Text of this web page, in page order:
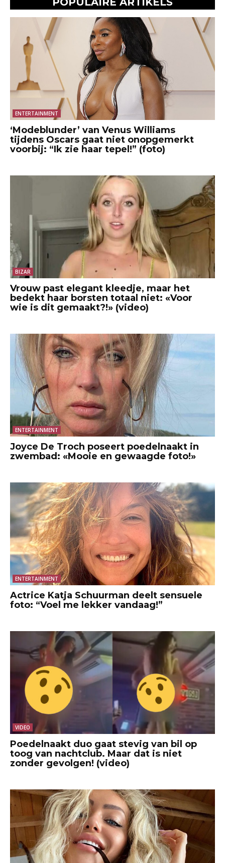
ENTERTAINMENT
‘Modeblunder’ van Venus Williams
tijdens Oscars gaat niet onopgemerkt
voorbij: “Ik zie haar tepel!” (foto)
BIZAR
Vrouw past elegant kleedje, maar het
bedekt haar borsten totaal niet: «Voor
wie is dit gemaakt?!» (video)
ENTERTAINMENT
Joyce De Troch poseert poedelnaakt in
zwembad: «Mooie en gewaagde foto!»
ENTERTAINMENT
Actrice Katja Schuurman deelt sensuele
foto: “Voel me lekker vandaag!”
VIDEO
Poedelnaakt duo gaat stevig van bil op
toog van nachtclub. Maar dat is niet
zonder gevolgen! (video)